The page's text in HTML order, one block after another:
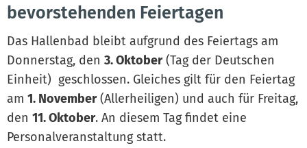
bevorstehenden Feiertagen
Das Hallenbad bleibt aufgrund des Feiertags am
Donnerstag, den 3. Oktober(Tag der Deutschen
Einheit) geschlossen. Gleiches gilt für den Feiertag
am 1. November(Allerheiligen) und auch für Freitag,
den 11. Oktober. An diesem Tag findet eine
Personalveranstaltung statt.